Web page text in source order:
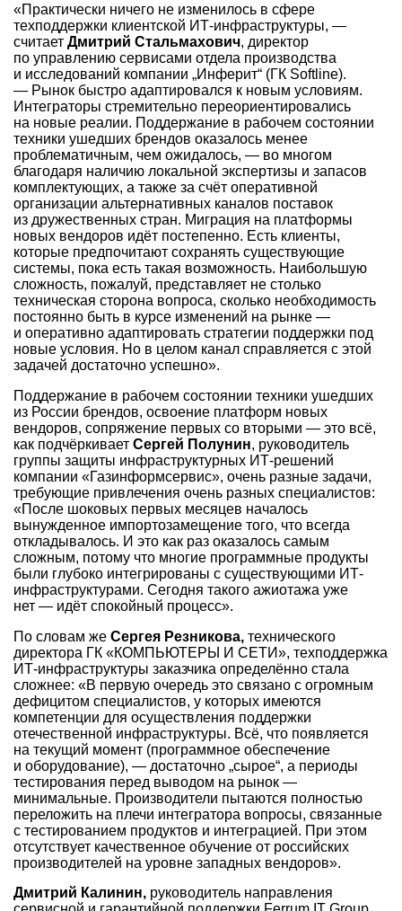
«Практически ничего не изменилось в сфере
техподдержки клиентской ИТ-инфраструктуры, —
считает Дмитрий Стальмахович, директор
по управлению сервисами отдела производства
и исследований компании „Инферит“ (ГК Softline).
— Рынок быстро адаптировался к новым условиям.
Интеграторы стремительно переориентировались
на новые реалии. Поддержание в рабочем состоянии
техники ушедших брендов оказалось менее
проблематичным, чем ожидалось, — во многом
благодаря наличию локальной экспертизы и запасов
комплектующих, а также за счёт оперативной
организации альтернативных каналов поставок
из дружественных стран. Миграция на платформы
новых вендоров идёт постепенно. Есть клиенты,
которые предпочитают сохранять существующие
системы, пока есть такая возможность. Наибольшую
сложность, пожалуй, представляет не столько
техническая сторона вопроса, сколько необходимость
постоянно быть в курсе изменений на рынке —
и оперативно адаптировать стратегии поддержки под
новые условия. Но в целом канал справляется с этой
задачей достаточно успешно».
Поддержание в рабочем состоянии техники ушедших
из России брендов, освоение платформ новых
вендоров, сопряжение первых со вторыми — это всё,
как подчёркивает Сергей Полунин, руководитель
группы защиты инфраструктурных ИТ-решений
компании «Газинформсервис», очень разные задачи,
требующие привлечения очень разных специалистов:
«После шоковых первых месяцев началось
вынужденное импортозамещение того, что всегда
откладывалось. И это как раз оказалось самым
сложным, потому что многие программные продукты
были глубоко интегрированы с существующими ИТ-
инфраструктурами. Сегодня такого ажиотажа уже
нет — идёт спокойный процесс».
По словам же Сергея Резникова, технического
директора ГК «КОМПЬЮТЕРЫ И СЕТИ», техподдержка
ИТ-инфраструктуры заказчика определённо стала
сложнее: «В первую очередь это связано с огромным
дефицитом специалистов, у которых имеются
компетенции для осуществления поддержки
отечественной инфраструктуры. Всё, что появляется
на текущий момент (программное обеспечение
и оборудование), — достаточно „сырое“, а периоды
тестирования перед выводом на рынок —
минимальные. Производители пытаются полностью
переложить на плечи интегратора вопросы, связанные
с тестированием продуктов и интеграцией. При этом
отсутствует качественное обучение от российских
производителей на уровне западных вендоров».
Дмитрий Калинин, руководитель направления